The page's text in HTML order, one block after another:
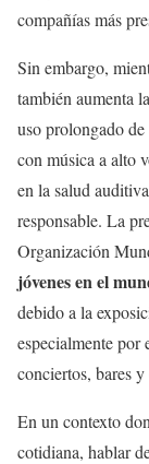
compañías más
Sin embargo,
también aumenta
uso prolongado
con música a alto
en la salud
responsable. La
Organización
jóvenes en el
debido a la
especialmente por
conciertos, bares
En un contexto
cotidiana, hablar